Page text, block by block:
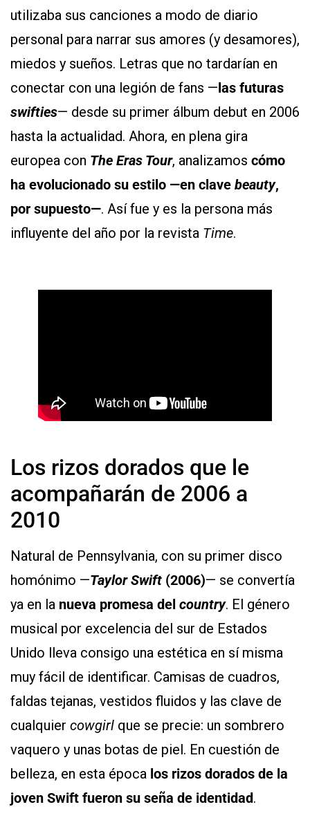
utilizaba sus canciones a modo de diario
personal para narrar sus amores (y desamores),
miedos y sueños. Letras que no tardarían en
conectar con una legión de fans —las futuras
swifties— desde su primer álbum debut en 2006
hasta la actualidad. Ahora, en plena gira
europea con The Eras Tour, analizamos cómo
ha evolucionado su estilo —en clave beauty,
por supuesto—. Así fue y es la persona más
influyente del año por la revista Time.
Los rizos dorados que le
acompañarán de 2006 a
2010
Natural de Pennsylvania, con su primer disco
homónimo —Taylor Swift (2006)— se convertía
ya en la nueva promesa del country. El género
musical por excelencia del sur de Estados
Unido lleva consigo una estética en sí misma
muy fácil de identificar. Camisas de cuadros,
faldas tejanas, vestidos fluidos y las clave de
cualquier cowgirl que se precie: un sombrero
vaquero y unas botas de piel. En cuestión de
belleza, en esta época los rizos dorados de la
joven Swift fueron su seña de identidad.